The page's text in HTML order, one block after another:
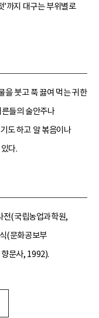
’까지 대구는 부위별로
을 붓고 푹 끓여 먹는 귀한
들의 술안주나
도 하고 알 볶음이나
다.
(국립농업과학원,
(문화공보부
문사, 1992).